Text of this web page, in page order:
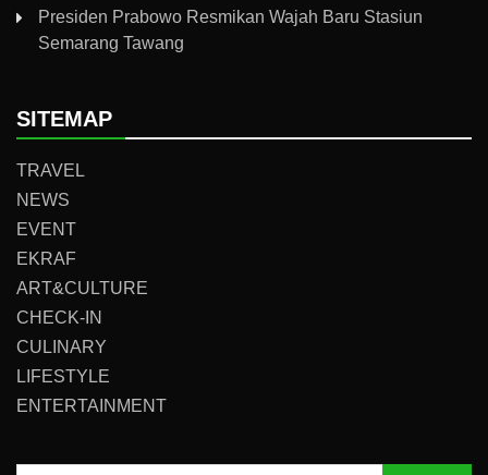
Presiden Prabowo Resmikan Wajah Baru Stasiun
Semarang Tawang
SITEMAP
TRAVEL
NEWS
EVENT
EKRAF
ART&CULTURE
CHECK-IN
CULINARY
LIFESTYLE
ENTERTAINMENT